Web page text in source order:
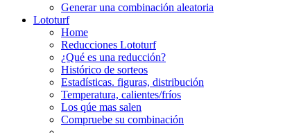
Generar una combinación aleatoria
Lototurf
Home
Reducciones Lototurf
¿Qué es una reducción?
Histórico de sorteos
Estadísticas. figuras, distribución
Temperatura, calientes/fríos
Los qúe mas salen
Compruebe su combinación